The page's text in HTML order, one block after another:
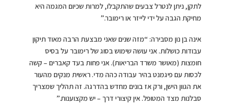
לתקן, ניתן לנטרל צבעים שהתקבלו, למרות שכיום המגמה היא
מחיקת הגבה על ידי לייזר או רימובר.”
אינה בן נון מסבירה: “מזה שנים שאני מבצעת הרבה מאוד תיקון
עבודות כושלות. אני עושה שימוש בסוג של רימובר על בסיס
חומצות (מאושר משרד הבריאות). אני פחות בעד קאברים – קשה
לכסות עם פיגמנט בהיר עבודה כהה מדי. ראשית מנקים מהעור
את הגוון הישן, ורק אז בונים מחדש בהדרגה. זה תהליך שמצריך
סבלנות מצד המטופל. אין קיצורי דרך – יש מקצוענות.”